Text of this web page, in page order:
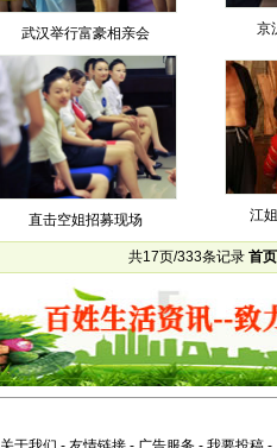
武汉举行富豪相亲会 京
直击空姐招募现场 江
共17页/333条记录 首